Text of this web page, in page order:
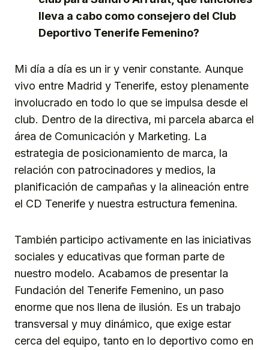
lleva a cabo como consejero del Club
Deportivo Tenerife Femenino?
Mi día a día es un ir y venir constante. Aunque
vivo entre Madrid y Tenerife, estoy plenamente
involucrado en todo lo que se impulsa desde el
club. Dentro de la directiva, mi parcela abarca el
área de Comunicación y Marketing. La
estrategia de posicionamiento de marca, la
relación con patrocinadores y medios, la
planificación de campañas y la alineación entre
el CD Tenerife y nuestra estructura femenina.
También participo activamente en las iniciativas
sociales y educativas que forman parte de
nuestro modelo. Acabamos de presentar la
Fundación del Tenerife Femenino, un paso
enorme que nos llena de ilusión. Es un trabajo
transversal y muy dinámico, que exige estar
cerca del equipo, tanto en lo deportivo como en